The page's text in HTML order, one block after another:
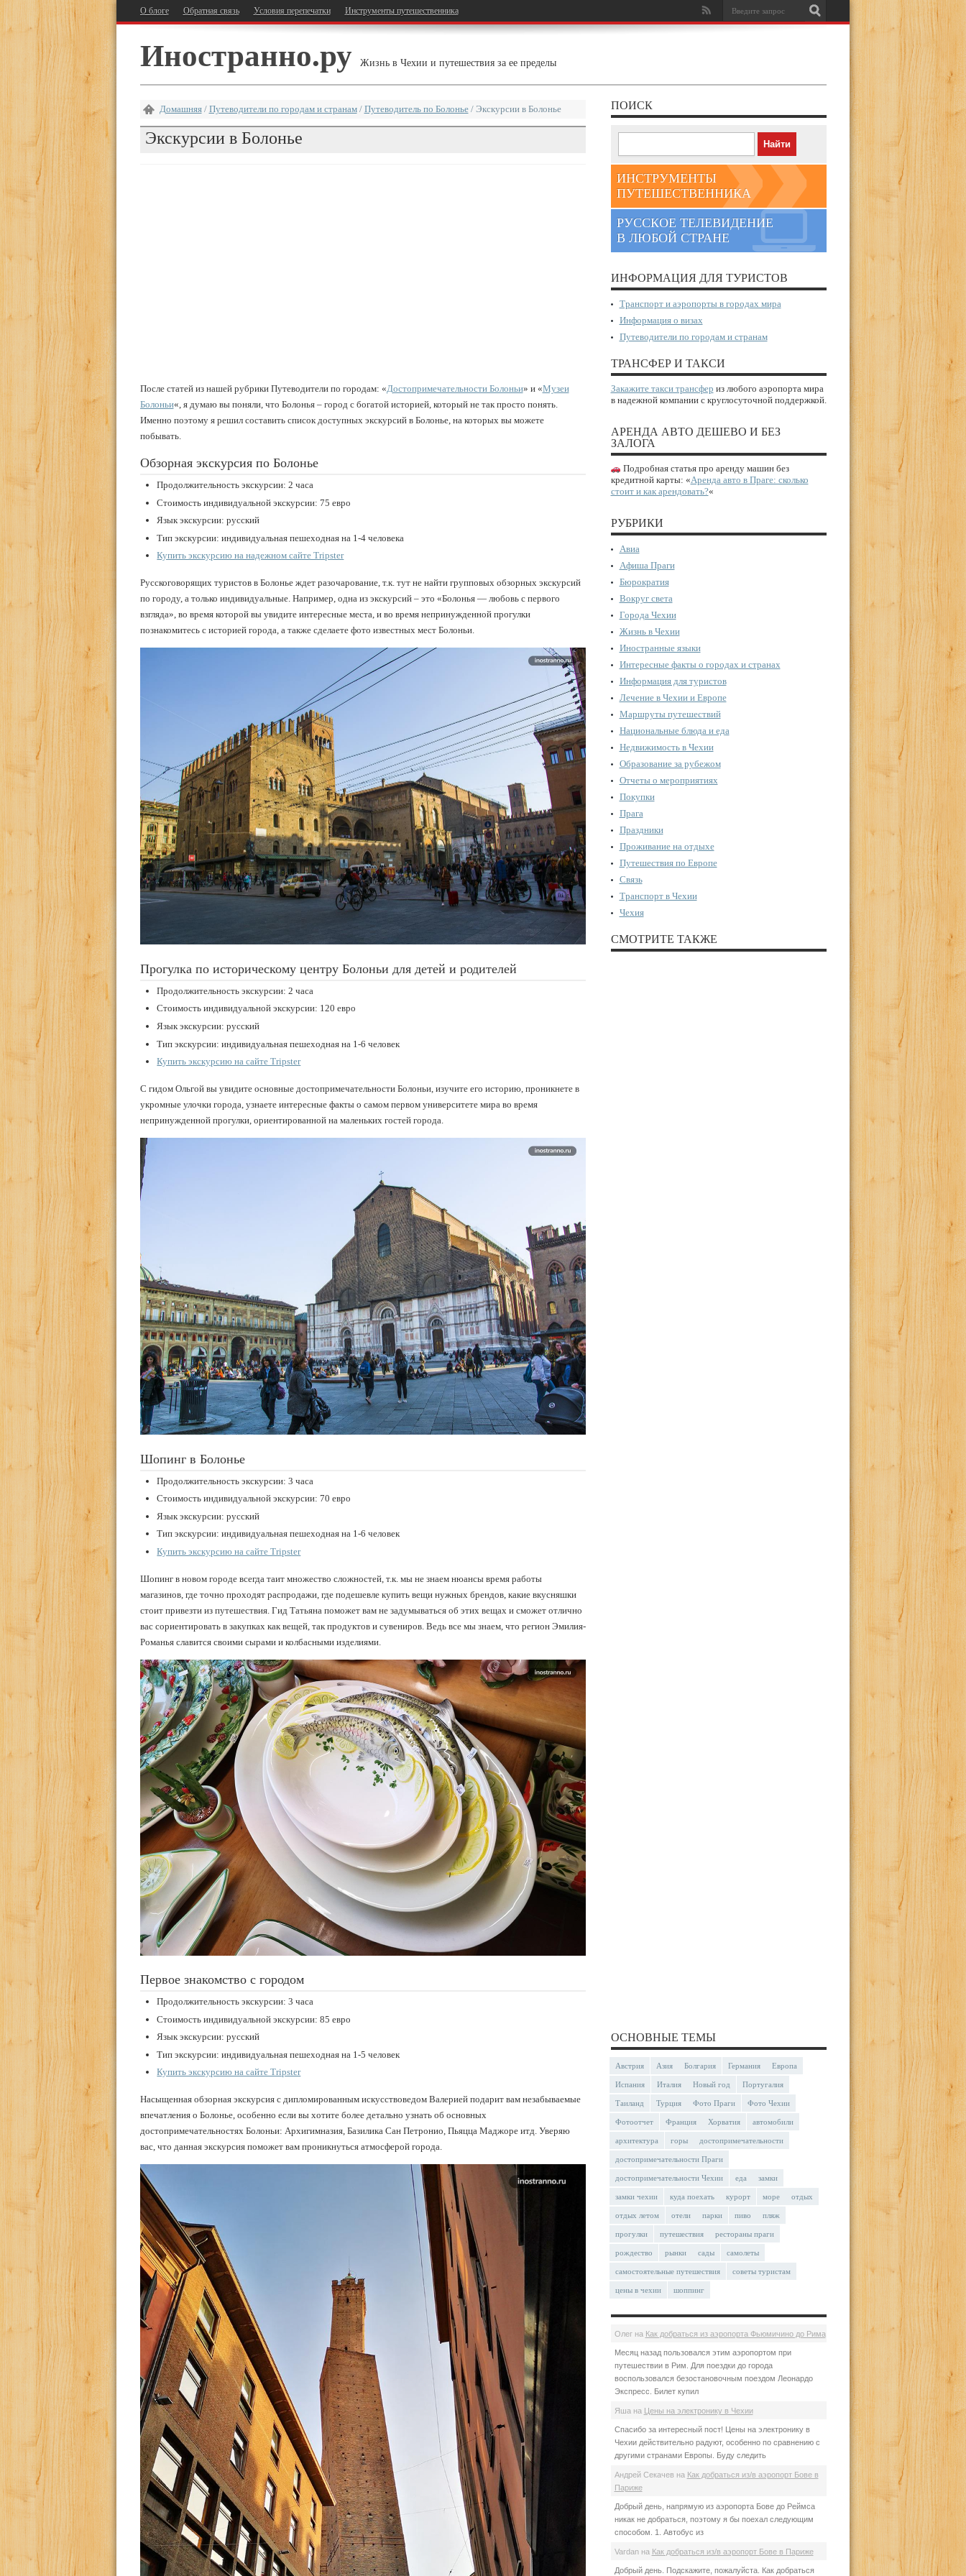
О блоге Обратная связь Условия перепечатки Инструменты путешественника
Иностранно.ру Жизнь в Чехии и путешествия за ее пределы
Домашняя/ Путеводители по городам и странам/ Путеводитель по Болонье/ Экскурсии в Болонье
Экскурсии в Болонье
После статей из нашей рубрики Путеводители по городам: «Достопримечательности Болоньи» и «Музеи
Болоньи«, я думаю вы поняли, что Болонья – город с богатой историей, который не так просто понять.
Именно поэтому я решил составить список доступных экскурсий в Болонье, на которых вы можете
побывать.
Обзорная экскурсия по Болонье
Продолжительность экскурсии: 2 часа
Стоимость индивидуальной экскурсии: 75 евро
Язык экскурсии: русский
Тип экскурсии: индивидуальная пешеходная на 1-4 человека
Купить экскурсию на надежном сайте Tripster
Русскоговорящих туристов в Болонье ждет разочарование, т.к. тут не найти групповых обзорных экскурсий
по городу, а только индивидуальные. Например, одна из экскурсий – это «Болонья — любовь с первого
взгляда», во время которой вы увидите интересные места, и во время непринужденной прогулки
познакомитесь с историей города, а также сделаете фото известных мест Болоньи.
Прогулка по историческому центру Болоньи для детей и родителей
Продолжительность экскурсии: 2 часа
Стоимость индивидуальной экскурсии: 120 евро
Язык экскурсии: русский
Тип экскурсии: индивидуальная пешеходная на 1-6 человек
Купить экскурсию на сайте Tripster
С гидом Ольгой вы увидите основные достопримечательности Болоньи, изучите его историю, проникнете в
укромные улочки города, узнаете интересные факты о самом первом университете мира во время
непринужденной прогулки, ориентированной на маленьких гостей города.
Шопинг в Болонье
Продолжительность экскурсии: 3 часа
Стоимость индивидуальной экскурсии: 70 евро
Язык экскурсии: русский
Тип экскурсии: индивидуальная пешеходная на 1-6 человек
Купить экскурсию на сайте Tripster
Шопинг в новом городе всегда таит множество сложностей, т.к. мы не знаем нюансы время работы
магазинов, где точно проходят распродажи, где подешевле купить вещи нужных брендов, какие вкусняшки
стоит привезти из путешествия. Гид Татьяна поможет вам не задумываться об этих вещах и сможет отлично
вас сориентировать в закупках как вещей, так продуктов и сувениров. Ведь все мы знаем, что регион Эмилия-
Романья славится своими сырами и колбасными изделиями.
Первое знакомство с городом
Продолжительность экскурсии: 3 часа
Стоимость индивидуальной экскурсии: 85 евро
Язык экскурсии: русский
Тип экскурсии: индивидуальная пешеходная на 1-5 человек
Купить экскурсию на сайте Tripster
Насыщенная обзорная экскурсия с дипломированным искусствоведом Валерией подарит вам незабываемые
впечатления о Болонье, особенно если вы хотите более детально узнать об основных
достопримечательностях Болоньи: Архигимназия, Базилика Сан Петронио, Пьяцца Маджоре итд. Уверяю
вас, что данная экскурсия поможет вам проникнуться атмосферой города.
ПОИСК
ИНСТРУМЕНТЫ
ПУТЕШЕСТВЕННИКА
РУССКОЕ ТЕЛЕВИДЕНИЕ
В ЛЮБОЙ СТРАНЕ
ИНФОРМАЦИЯ ДЛЯ ТУРИСТОВ
Транспорт и аэропорты в городах мира
Информация о визах
Путеводители по городам и странам
ТРАНСФЕР И ТАКСИ
Закажите такси трансфер из любого аэропорта мира
в надежной компании с круглосуточной поддержкой.
АРЕНДА АВТО ДЕШЕВО И БЕЗ
ЗАЛОГА
Подробная статья про аренду машин без
кредитной карты: «Аренда авто в Праге: сколько
стоит и как арендовать?«
РУБРИКИ
Авиа
Афиша Праги
Бюрократия
Вокруг света
Города Чехии
Жизнь в Чехии
Иностранные языки
Интересные факты о городах и странах
Информация для туристов
Лечение в Чехии и Европе
Маршруты путешествий
Национальные блюда и еда
Недвижимость в Чехии
Образование за рубежом
Отчеты о мероприятиях
Покупки
Прага
Праздники
Проживание на отдыхе
Путешествия по Европе
Связь
Транспорт в Чехии
Чехия
СМОТРИТЕ ТАКЖЕ
ОСНОВНЫЕ ТЕМЫ
Австрия Азия Болгария Германия Европа
Испания Италия Новый год Португалия
Таиланд Турция Фото Праги Фото Чехии
Фотоотчет Франция Хорватия автомобили
архитектура горы достопримечательности
достопримечательности Праги
достопримечательности Чехии еда замки
замки чехии куда поехать курорт море отдых
отдых летом отели парки пиво пляж
прогулки путешествия рестораны праги
рождество рынки сады самолеты
самостоятельные путешествия советы туристам
цены в чехии шоппинг
Олегна Как добраться из аэропорта Фьюмичино до Рима
Месяц назад пользовался этим аэропортом при
путешествии в Рим. Для поездки до города
воспользовался безостановочным поездом Леонардо
Экспресс. Билет купил
Яша на Цены на электронику в Чехии
Спасибо за интересный пост! Цены на электронику в
Чехии действительно радуют, особенно по сравнению с
другими странами Европы. Буду следить
Андрей Секачев на Как добраться из/в аэропорт Бове в
Париже
Добрый день, напрямую из аэропорта Бове до Реймса
никак не добраться, поэтому я бы поехал следующим
способом. 1. Автобус из
Vardanна Как добраться из/в аэропорт Бове в Париже
Добрый день. Подскажите, пожалуйста. Как добраться